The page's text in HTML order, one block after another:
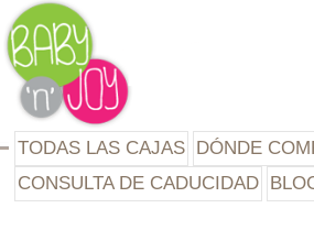
TODAS LAS CAJAS DÓNDE
CONSULTA DE CADUCIDAD